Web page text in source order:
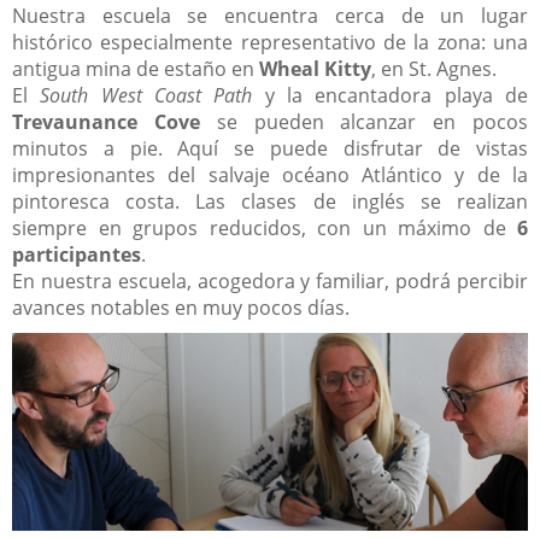
Nuestra escuela se encuentra cerca de un lugar
histórico especialmente representativo de la zona: una
antigua mina de estaño en Wheal Kitty, en St. Agnes.
ElSouth West Coast Path y la encantadora playa de
Trevaunance Covese pueden alcanzar en pocos
minutos a pie. Aquí se puede disfrutar de vistas
impresionantes del salvaje océano Atlántico y de la
pintoresca costa. Las clases de inglés se realizan
siempre en grupos reducidos, con un máximo de 6
participantes.
En nuestra escuela, acogedora y familiar, podrá percibir
avances notables en muy pocos días.